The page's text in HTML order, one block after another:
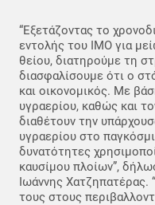
“Εξετάζοντας το
εντολής του IMO για
θείου, διατηρούμε τη
διασφαλίσουμε ότι ο
και οικονομικός. Με
υγραερίου, καθώς και
διαθέτουν την
υγραερίου στο
δυνατότητες
καυσίμου πλοίων”,
Ιωάννης Χατζηπατέρας.
τους στους